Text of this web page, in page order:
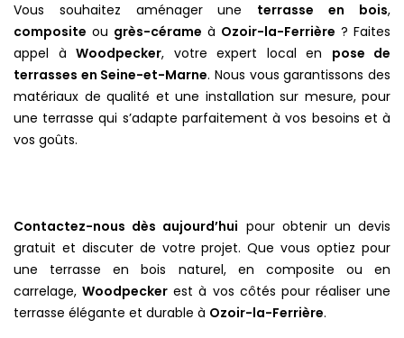
Vous souhaitez aménager une terrasse en bois,
composite ou grès-cérame à Ozoir-la-Ferrière ? Faites
appel à Woodpecker, votre expert local en pose de
terrasses en Seine-et-Marne. Nous vous garantissons des
matériaux de qualité et une installation sur mesure, pour
une terrasse qui s’adapte parfaitement à vos besoins et à
vos goûts.
Contactez-nous dès aujourd’hui pour obtenir un devis
gratuit et discuter de votre projet. Que vous optiez pour
une terrasse en bois naturel, en composite ou en
carrelage,Woodpecker est à vos côtés pour réaliser une
terrasse élégante et durable à Ozoir-la-Ferrière.